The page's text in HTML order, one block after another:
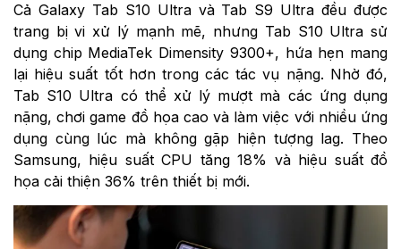
Cả Galaxy Tab S10 Ultra và Tab S9 Ultra đều được
trang bị vi xử lý mạnh mẽ, nhưng Tab S10 Ultra sử
dụng chip MediaTek Dimensity 9300+, hứa hẹn mang
lại hiệu suất tốt hơn trong các tác vụ nặng. Nhờ đó,
Tab S10 Ultra có thể xử lý mượt mà các ứng dụng
nặng, chơi game đồ họa cao và làm việc với nhiều ứng
dụng cùng lúc mà không gặp hiện tượng lag. Theo
Samsung, hiệu suất CPU tăng 18% và hiệu suất đồ
họa cải thiện 36% trên thiết bị mới.